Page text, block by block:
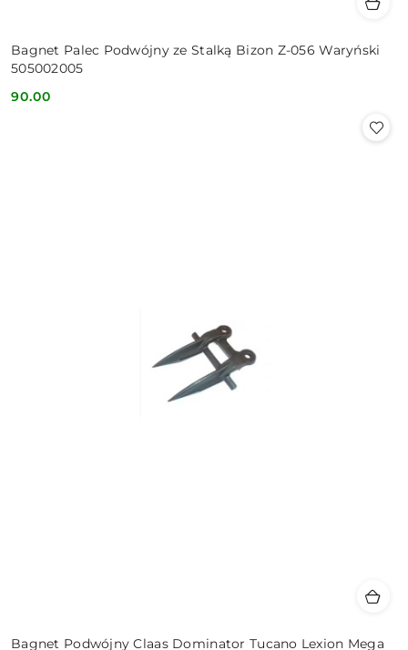
Bagnet Palec Podwójny ze Stalką Bizon Z-056 Waryński
505002005
Cena:
90.00
Bagnet Podwójny Claas Dominator Tucano Lexion Mega